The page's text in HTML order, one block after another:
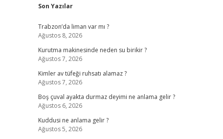
Sidebar
Son Yazılar
Trabzon’da liman var mı ?
Ağustos 8, 2026
Kurutma makinesinde neden su birikir ?
Ağustos 7, 2026
Kimler av tüfeği ruhsatı alamaz ?
Ağustos 7, 2026
Boş çuval ayakta durmaz deyimi ne anlama gelir ?
Ağustos 6, 2026
Kuddusi ne anlama gelir ?
Ağustos 5, 2026